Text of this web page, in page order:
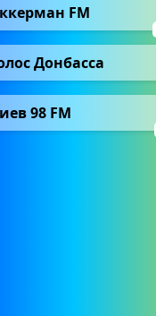
FM
Донбасса
98 FM